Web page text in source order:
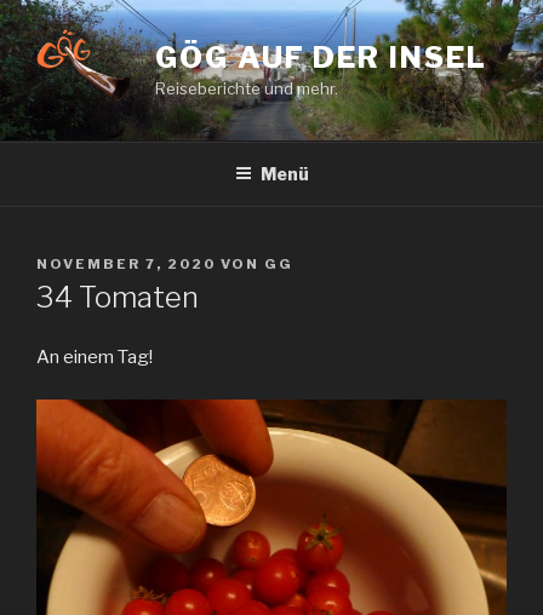
Zum
Inhalt
springen
GÖG AUF DER INSEL
Reiseberichte und mehr.
Menü
VERÖFFENTLICHT
AM
NOVEMBER 7, 2020 VON GG
34 Tomaten
An einem Tag!